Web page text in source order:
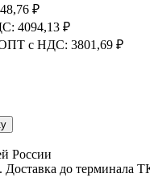
₽
4094,13 ₽
с НДС: 3801,69 ₽
России
до терминала